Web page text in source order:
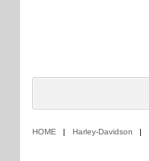
HOME Harley-Davidson